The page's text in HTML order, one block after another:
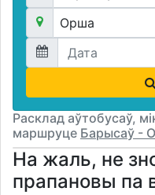
Орша
Расклад аўтобусаў,
маршруце Барысаў -
На жаль, не
прапановы